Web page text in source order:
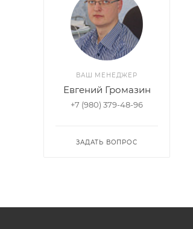
ВАШ МЕНЕДЖЕР
Евгений Громазин
+7 (980) 379-48-96
ЗАДАТЬ ВОПРОС